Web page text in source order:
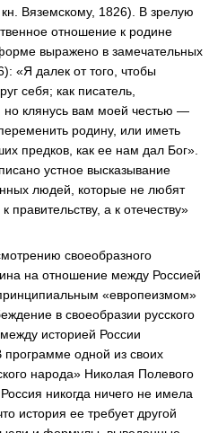
Вяземскому, 1826). В зрелую
отношение к родине
выражено в замечательных
«Я далек от того, чтобы
себя; как писатель,
но клянусь вам моей честью —
родину, или иметь
предков, как ее нам дал Бог».
устное высказывание
людей, которые не любят
правительству, а к отечеству»
своеобразного
на отношение между Россией
«европеизмом»
в своеобразии русского
историей России
одной из своих
народа» Николая Полевого
никогда ничего не имела
история ее требует другой